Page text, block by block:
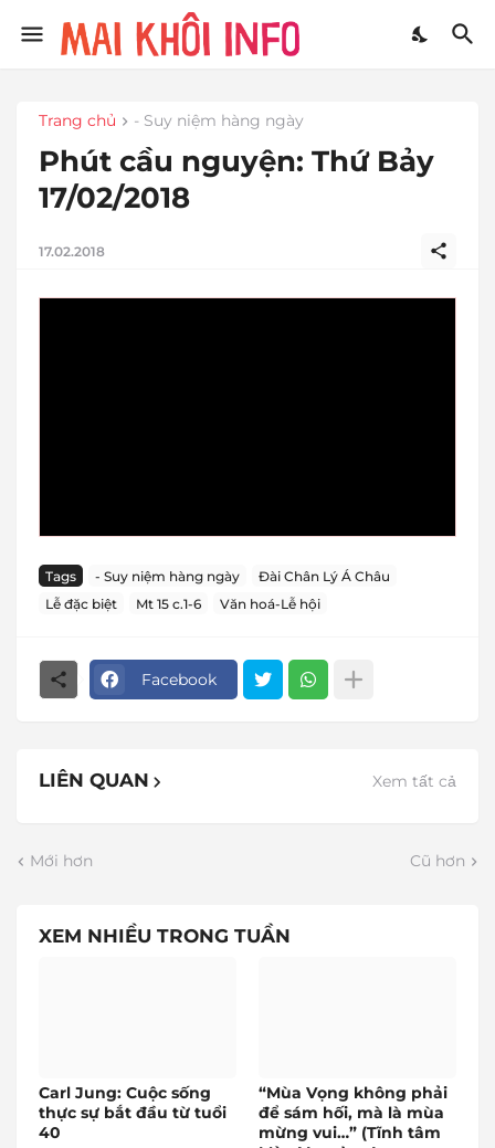
Trang chủ - Suy niệm hàng ngày
Phút cầu nguyện: Thứ Bảy
17/02/2018
17.02.2018
Tags - Suy niệm hàng ngày
Đài Chân Lý Á Châu
Lễ đặc biệt
Mt 15 c.1-6 Văn hoá-Lễ hội
Facebook
LIÊN QUAN Xem tất cả
Mới hơn Cũ hơn
XEM NHIỀU TRONG TUẦN
Carl Jung: Cuộc sống
thực sự bắt đầu từ tuổi
40
“Mùa Vọng không phải
để sám hối, mà là mùa
mừng vui…” (Tĩnh tâm